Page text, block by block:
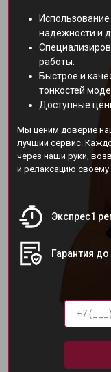
надежности и
работы.
Быстрое и
тонкостей
Доступные
Мы ценим доверие
лучший сервис.
через наши руки,
и релаксацию своему
Экспрес1
Гарантия